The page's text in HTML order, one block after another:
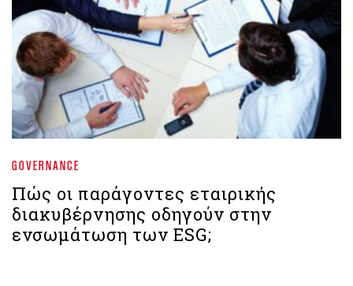
GOVERNANCE
Πώς οι παράγοντες εταιρικής
διακυβέρνησης οδηγούν στην
ενσωμάτωση των ESG;